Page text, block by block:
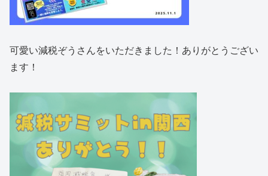
可愛い減税ぞうさんをいただきました！ありがとうござい
ます！